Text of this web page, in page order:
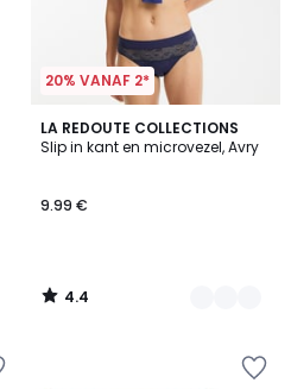
20% VANAF 2*
LA REDOUTE COLLECTIONS
Slip in kant en microvezel, Avry
9.99 €
4.4
/ 5
3
Kleuren
4.4
/